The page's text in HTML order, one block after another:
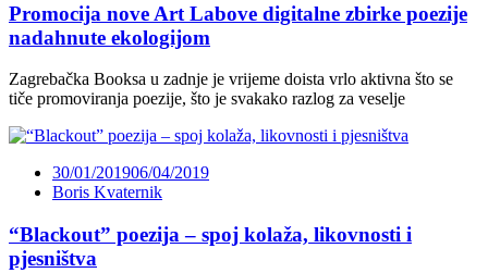
Promocija nove Art Labove digitalne zbirke poezije
nadahnute ekologijom
Zagrebačka Booksa u zadnje je vrijeme doista vrlo aktivna što se
tiče promoviranja poezije, što je svakako razlog za veselje
30/01/201906/04/2019
Boris Kvaternik
“Blackout” poezija – spoj kolaža, likovnosti i
pjesništva